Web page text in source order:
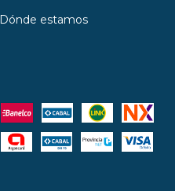
Dónde estamos